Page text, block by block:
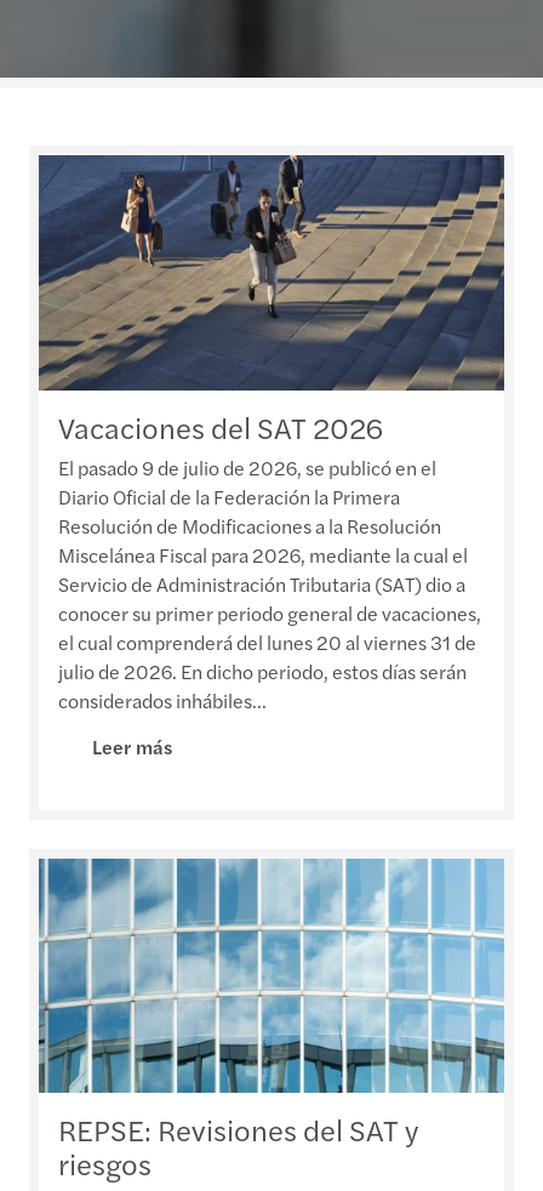
Vacaciones del SAT 2026
El pasado 9 de julio de 2026, se publicó en el
Diario Oficial de la Federación la Primera
Resolución de Modificaciones a la Resolución
Miscelánea Fiscal para 2026, mediante la cual el
Servicio de Administración Tributaria (SAT) dio a
conocer su primer periodo general de vacaciones,
el cual comprenderá del lunes 20 al viernes 31 de
julio de 2026. En dicho periodo, estos días serán
considerados inhábiles...
Leer más
REPSE: Revisiones del SAT y
riesgos